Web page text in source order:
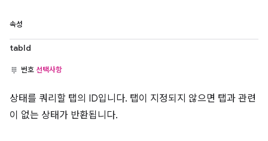
속성
tabId
번호 선택사항
상태를 쿼리할 탭의 ID입니다. 탭이 지정되지 않으면 탭과 관련
이 없는 상태가 반환됩니다.